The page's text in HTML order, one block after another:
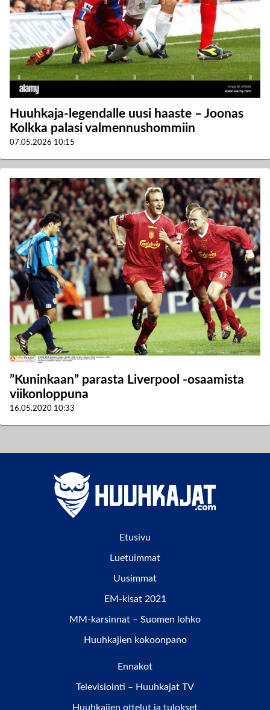
Huuhkaja-legendalle uusi haaste – Joonas
Kolkka palasi valmennushommiin
07.05.2026 10:15
”Kuninkaan” parasta Liverpool -osaamista
viikonloppuna
16.05.2020 10:33
Etusivu
Luetuimmat
Uusimmat
EM-kisat 2021
MM-karsinnat – Suomen lohko
Huuhkajien kokoonpano
Ennakot
Televisiointi – Huuhkajat TV
Huuhkajien ottelut ja tulokset